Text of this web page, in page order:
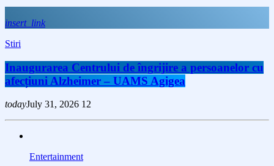
insert_link
Stiri
Inaugurarea Centrului de îngrijire a persoanelor cu
afecțiuni Alzheimer – UAMS Agigea
todayJuly 31, 2026 12
Entertainment